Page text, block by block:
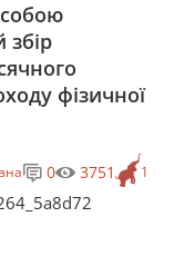
збір
фізичної
1
0 3751